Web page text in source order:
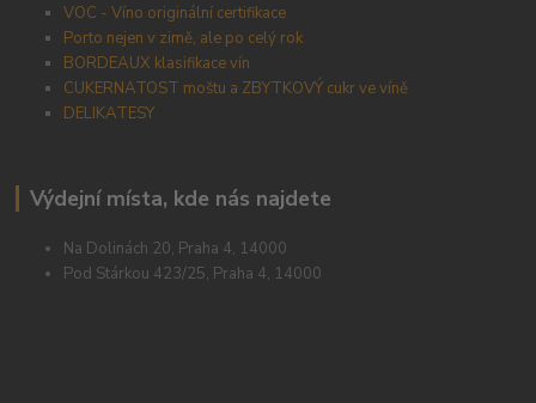
VOC - Víno originální certifikace
Porto nejen v zimě, ale po celý rok
BORDEAUX klasifikace vín
CUKERNATOST moštu a ZBYTKOVÝ cukr ve víně
DELIKATESY
Výdejní místa, kde nás najdete
Na Dolinách 20, Praha 4, 14000
Pod Stárkou 423/25, Praha 4, 14000